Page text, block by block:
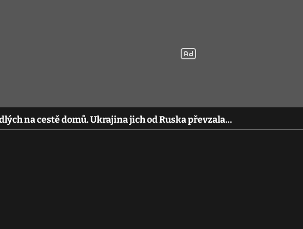
na cestě domů. Ukrajina jich od Ruska převzala…